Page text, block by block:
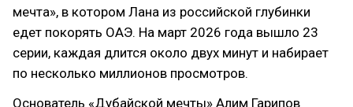
мечта», в котором Лана из российской глубинки
едет покорять ОАЭ. На март 2026 года вышло 23
серии, каждая длится около двух минут и набирает
по несколько миллионов просмотров.
Основатель «Дубайской мечты» Алим Гарипов